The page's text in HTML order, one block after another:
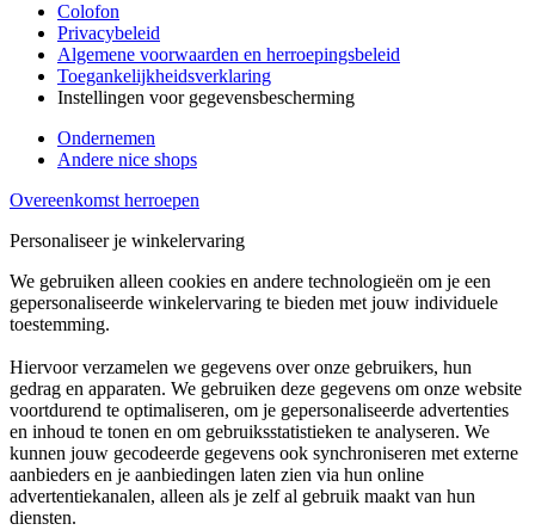
Colofon
Privacybeleid
Algemene voorwaarden en herroepingsbeleid
Toegankelijkheidsverklaring
Instellingen voor gegevensbescherming
Ondernemen
Andere nice shops
Overeenkomst herroepen
Personaliseer je winkelervaring
We gebruiken alleen cookies en andere technologieën om je een
gepersonaliseerde winkelervaring te bieden met jouw individuele
toestemming.
Hiervoor verzamelen we gegevens over onze gebruikers, hun
gedrag en apparaten. We gebruiken deze gegevens om onze website
voortdurend te optimaliseren, om je gepersonaliseerde advertenties
en inhoud te tonen en om gebruiksstatistieken te analyseren. We
kunnen jouw gecodeerde gegevens ook synchroniseren met externe
aanbieders en je aanbiedingen laten zien via hun online
advertentiekanalen, alleen als je zelf al gebruik maakt van hun
diensten.